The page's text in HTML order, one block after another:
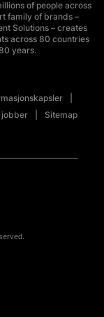
of people across
family of brands –
Solutions – creates
across 80 countries
years.
jobber Sitemap